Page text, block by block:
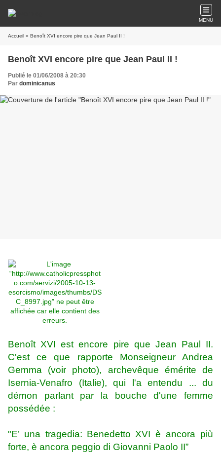
MENU
Accueil » Benoît XVI encore pire que Jean Paul II !
Benoît XVI encore pire que Jean Paul II !
Publié le 01/06/2008 à 20:30
Par dominicanus
Benoît XVI est encore pire que Jean Paul II.
C'est ce que rapporte Monseigneur Andrea
Gemma (voir photo), archevêque émérite de
Isernia-Venafro (Italie), qui l'a entendu ... du
démon parlant par la bouche d'une femme
possédée :
"E’ una tragedia: Benedetto XVI è ancora più
forte, è ancora peggio di Giovanni Paolo II”